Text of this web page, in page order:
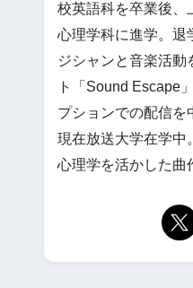
校英語科を卒業後、
心理学科に進学。退
ジシャンと音楽活動
ト「Sound Escape
プションでの配信を
現在放送大学在学中
心理学を活かした曲